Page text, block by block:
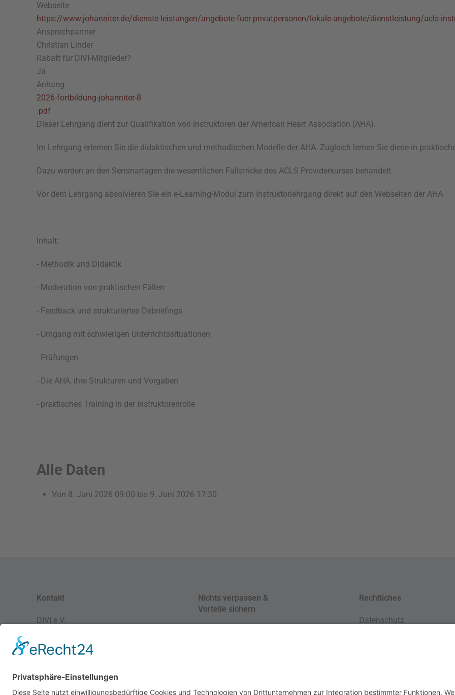
Webseite
https://www.johanniter.de/dienste-leistungen/angebote-fuer-privatpersonen/lokale-angebote/dienstleistung/acls-
Ansprechpartner
Christian Linder
Rabatt für DIVI-Mitglieder?
Ja
Anhang
2026-fortbildung-johanniter-8
.pdf
Dieser Lehrgang dient zur Qualifikation von Instruktoren der American Heart Association (AHA).
Im Lehrgang erlernen Sie die didaktischen und methodischen Modelle der AHA. Zugleich lernen Sie diese in
Dazu werden an den Seminartagen die wesentlichen Fallstricke des ACLS Providerkurses behandelt.
Vor dem Lehrgang absolvieren Sie ein e-Learning-Modul zum Instruktorlehrgang direkt auf den Webseiten der AHA
Inhalt:
- Methodik und Didaktik
- Moderation von praktischen Fällen
- Feedback und strukturiertes Debriefings
- Umgang mit schwierigen Unterrichtssituationen
- Prüfungen
- Die AHA, ihre Strukturen und Vorgaben
- praktisches Training in der Instruktorenrolle
Alle Daten
Von 8. Juni 2026 09:00 bis 9. Juni 2026 17:30
Kontakt
DIVI e.V.
10117 Berlin
10:00 -14:00 Uhr
Nichts verpassen &
Vorteile sichern
Rechtliches
Datenschutz